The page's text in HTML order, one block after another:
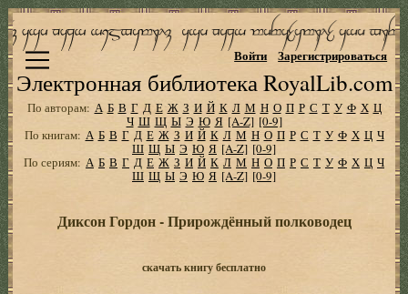
Электронная библиотека RoyalLib.com
Войти Зарегистрироваться
По авторам: А Б В Г Д Е Ж З И Й К Л М Н О П Р С Т У Ф Х Ц
Ч Ш Щ Ы Э Ю Я [A-Z] [0-9]
По книгам: А Б В Г Д Е Ж З И Й К Л М Н О П Р С Т У Ф Х Ц Ч
Ш Щ Ы Э Ю Я [A-Z] [0-9]
По сериям: А Б В Г Д Е Ж З И Й К Л М Н О П Р С Т У Ф Х Ц Ч
Ш Щ Ы Э Ю Я [A-Z] [0-9]
Диксон Гордон - Прирождённый полководец
скачать книгу бесплатно